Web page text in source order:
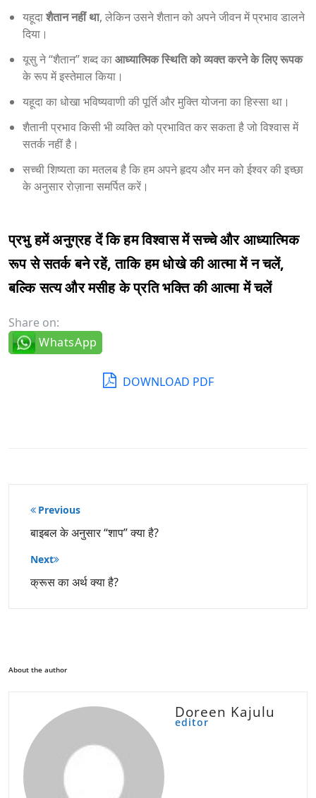
यहूदाशैतान नहीं था, लेकिन उसने शैतान को अपने जीवन में प्रभाव डालने
दिया।
यूसु ने “शैतान” शब्द काआध्यात्मिक स्थिति को व्यक्त करने के लिए रूपक
के रूप में इस्तेमाल किया।
यहूदा का धोखा भविष्यवाणी की पूर्ति और मुक्ति योजना का हिस्सा था।
शैतानी प्रभाव किसी भी व्यक्ति को प्रभावित कर सकता है जो विश्वास में
सतर्क नहीं है।
सच्ची शिष्यता का मतलब है कि हम अपने हृदय और मन को ईश्वर की इच्छा
के अनुसार रोज़ाना समर्पित करें।
प्रभु हमें अनुग्रह दें कि हम विश्वास में सच्चे और आध्यात्मिक
रूप से सतर्क बने रहें, ताकि हम धोखे की आत्मा में न चलें,
बल्कि सत्य और मसीह के प्रति भक्ति की आत्मा में चलें
Share on:
WhatsApp
DOWNLOAD PDF
पोस्ट
नेविगेशन
Previous
बाइबल के अनुसार “शाप” क्या है?
Next
क्रूस का अर्थ क्या है?
About the author
Doreen Kajulu
editor